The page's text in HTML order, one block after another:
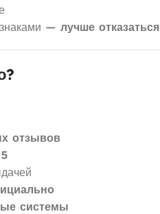
— лучше отказаться
отзывов
системы